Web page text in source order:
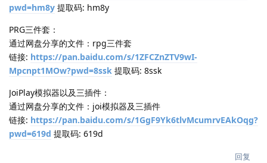
pwd=hm8y 提取码: hm8y
PRG三件套：
通过网盘分享的文件：rpg三件套
链接: https://pan.baidu.com/s/1ZFCZnZTV9wI-
Mpcnpt1MOw?pwd=8ssk 提取码: 8ssk
JoiPlay模拟器以及三插件：
通过网盘分享的文件：joi模拟器及三插件
链接: https://pan.baidu.com/s/1GgF9Yk6tlvMcumrvEAkOqg?
pwd=619d 提取码: 619d
回复